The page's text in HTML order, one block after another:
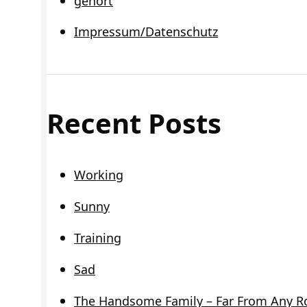
Impressum/Datenschutz
Recent Posts
Working
Sunny
Training
Sad
The Handsome Family – Far From Any